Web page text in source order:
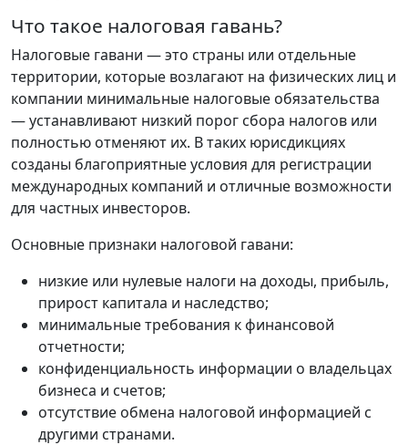
Что такое налоговая гавань?
Налоговые гавани — это страны или отдельные
территории, которые возлагают на физических лиц и
компании минимальные налоговые обязательства
— устанавливают низкий порог сбора налогов или
полностью отменяют их. В таких юрисдикциях
созданы благоприятные условия для регистрации
международных компаний и отличные возможности
для частных инвесторов.
Основные признаки налоговой гавани:
низкие или нулевые налоги на доходы, прибыль,
прирост капитала и наследство;
минимальные требования к финансовой
отчетности;
конфиденциальность информации о владельцах
бизнеса и счетов;
отсутствие обмена налоговой информацией с
другими странами.